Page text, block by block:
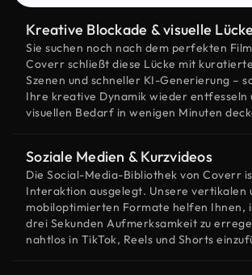
Kreative Blockade & visuelle
Sie suchen noch nach dem perfekten
Coverr schließt diese Lücke mit
Szenen und schneller KI-Generierung –
Ihre kreative Dynamik wieder entfesseln
visuellen Bedarf in wenigen Minuten
Soziale Medien & Kurzvideos
Die Social-Media-Bibliothek von Coverr
Interaktion ausgelegt. Unsere vertikalen
mobiloptimierten Formate helfen Ihnen,
drei Sekunden Aufmerksamkeit zu
nahtlos in TikTok, Reels und Shorts